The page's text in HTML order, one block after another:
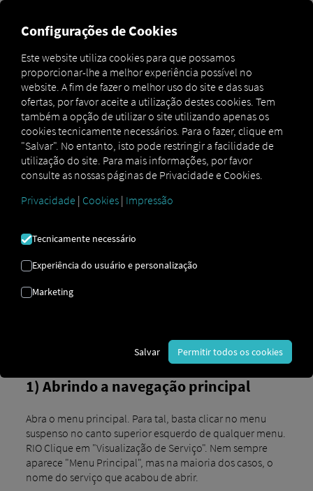
gestor de frota e, por isso, não podem criar um login
na aplicação por conta própria. Se for motorista,
contacte o gestor de frota da sua empresa e solicite
um login.
Adicionar um driver
Este guia explica o processo estruturado para integrar um
necessário, dê-lhe a opção de criar a sua própria RIO -
utilizador, que pode utilizar para fazer login na
Pocket Driver, por exemplo.
1) Abrindo a navegação principal
Abra o menu principal. Para tal, basta clicar no menu
suspenso no canto superior esquerdo de qualquer menu.
RIO Clique em "Visualização de Serviço". Nem sempre
aparece "Menu Principal", mas na maioria dos casos, o
nome do serviço que acabou de abrir.
Configurações de Cookies
Este website utiliza cookies para que possamos
proporcionar-lhe a melhor experiência possível no
website. A fim de fazer o melhor uso do site e das suas
ofertas, por favor aceite a utilização destes cookies. Tem
também a opção de utilizar o site utilizando apenas os
cookies tecnicamente necessários. Para o fazer, clique em
"Salvar". No entanto, isto pode restringir a facilidade de
utilização do site. Para mais informações, por favor
consulte as nossas páginas de Privacidade e Cookies.
Privacidade | Cookies | Impressão
Tecnicamente necessário
Experiência do usuário e personalização
Marketing
Salvar Permitir todos os cookies